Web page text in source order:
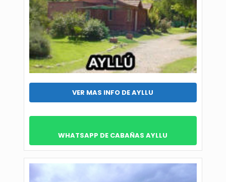
VER MAS INFO DE AYLLU
WHATSAPP DE CABAÑAS AYLLU